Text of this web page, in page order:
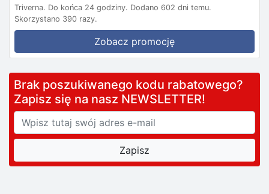
Triverna. Do końca 24 godziny. Dodano 602 dni temu.
Skorzystano 390 razy.
Zobacz promocję
Brak poszukiwanego kodu rabatowego?
Zapisz się na nasz NEWSLETTER!